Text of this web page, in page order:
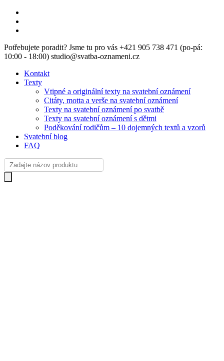
Skip
main
Potřebujete poradit? Jsme tu pro vás +421 905 738 471 (po-pá:
10:00 - 18:00) studio@svatba-oznameni.cz
Kontakt
Texty
Vtipné a originální texty na svatební oznámení
Citáty, motta a verše na svatební oznámení
Texty na svatební oznámení po svatbě
Texty na svatební oznámení s dětmi
Poděkování rodičům – 10 dojemných textů a vzorů
Svatební blog
FAQ
Products
search